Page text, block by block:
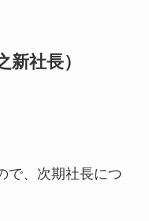
新社長）
で、次期社長につ